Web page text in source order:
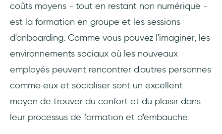
coûts moyens - tout en restant non numérique -
est la formation en groupe et les sessions
d'onboarding. Comme vous pouvez l'imaginer, les
environnements sociaux où les nouveaux
employés peuvent rencontrer d'autres personnes
comme eux et socialiser sont un excellent
moyen de trouver du confort et du plaisir dans
leur processus de formation et d'embauche.